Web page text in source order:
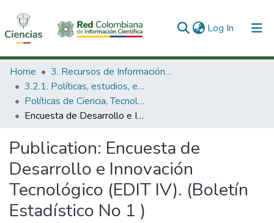
Log In (current)
Communities & Collections
All of DSpace
Statistics
Home
3. Recursos de Información Científica y Tecnológica
3.2.1. Políticas, estudios, evaluaciones e indicadores de CTeI
Políticas de Ciencia, Tecnología e Innovación
Encuesta de Desarrollo e Innovación Tecnológico (EDIT IV). (Boletín Estadístico No 1 )
Publication: Encuesta de
Desarrollo e Innovación
Tecnológico (EDIT IV). (Boletín
Estadístico No 1 )